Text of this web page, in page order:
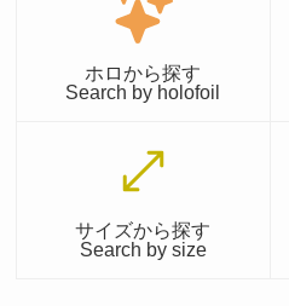
ホロから探す
Search by holofoil
サイズから探す
Search by size